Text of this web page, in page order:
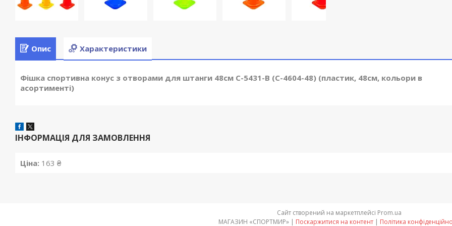
Опис Характеристики
Фішка спортивна конус з отворами для штанги 48см C-5431-B (C-4604-48) (пластик, 48см, кольори в
асортименті)
ІНФОРМАЦІЯ ДЛЯ ЗАМОВЛЕННЯ
Ціна: 163 ₴
Сайт створений на маркетплейсі Prom.ua
Поскаржитися на контент Політика